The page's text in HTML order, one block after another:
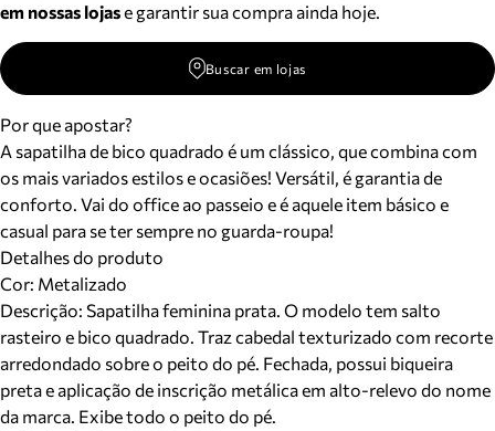
em nossas lojase garantir sua compra ainda hoje.
Buscar em lojas
Por que apostar?
A sapatilha de bico quadrado é um clássico, que combina com
os mais variados estilos e ocasiões! Versátil, é garantia de
conforto. Vai do office ao passeio e é aquele item básico e
casual para se ter sempre no guarda-roupa!
Detalhes do produto
Cor: Metalizado
Descrição: Sapatilha feminina prata. O modelo tem salto
rasteiro e bico quadrado. Traz cabedal texturizado com recorte
arredondado sobre o peito do pé. Fechada, possui biqueira
preta e aplicação de inscrição metálica em alto-relevo do nome
da marca. Exibe todo o peito do pé.